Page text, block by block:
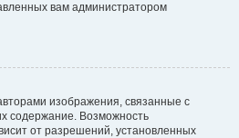
вам администратором
изображения, связанные с
содержание. Возможность
от разрешений, установленных